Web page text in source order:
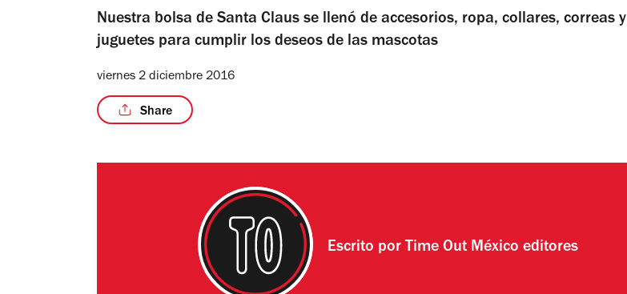
Nuestra bolsa de Santa Claus se llenó de accesorios, ropa, collares, correas y
juguetes para cumplir los deseos de las mascotas
viernes 2 diciembre 2016
Share
Escrito por Time Out México editores